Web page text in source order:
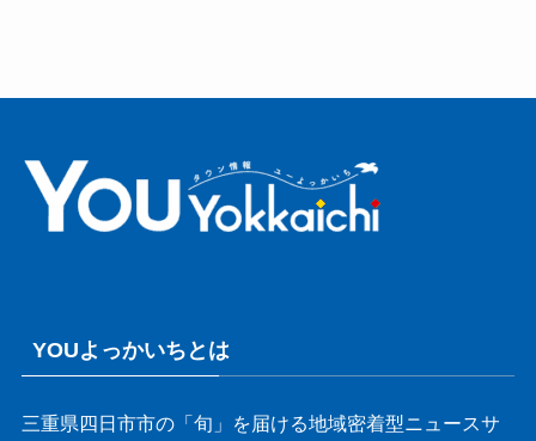
YOUよっかいちとは
三重県四日市市の「旬」を届ける地域密着型ニュースサ